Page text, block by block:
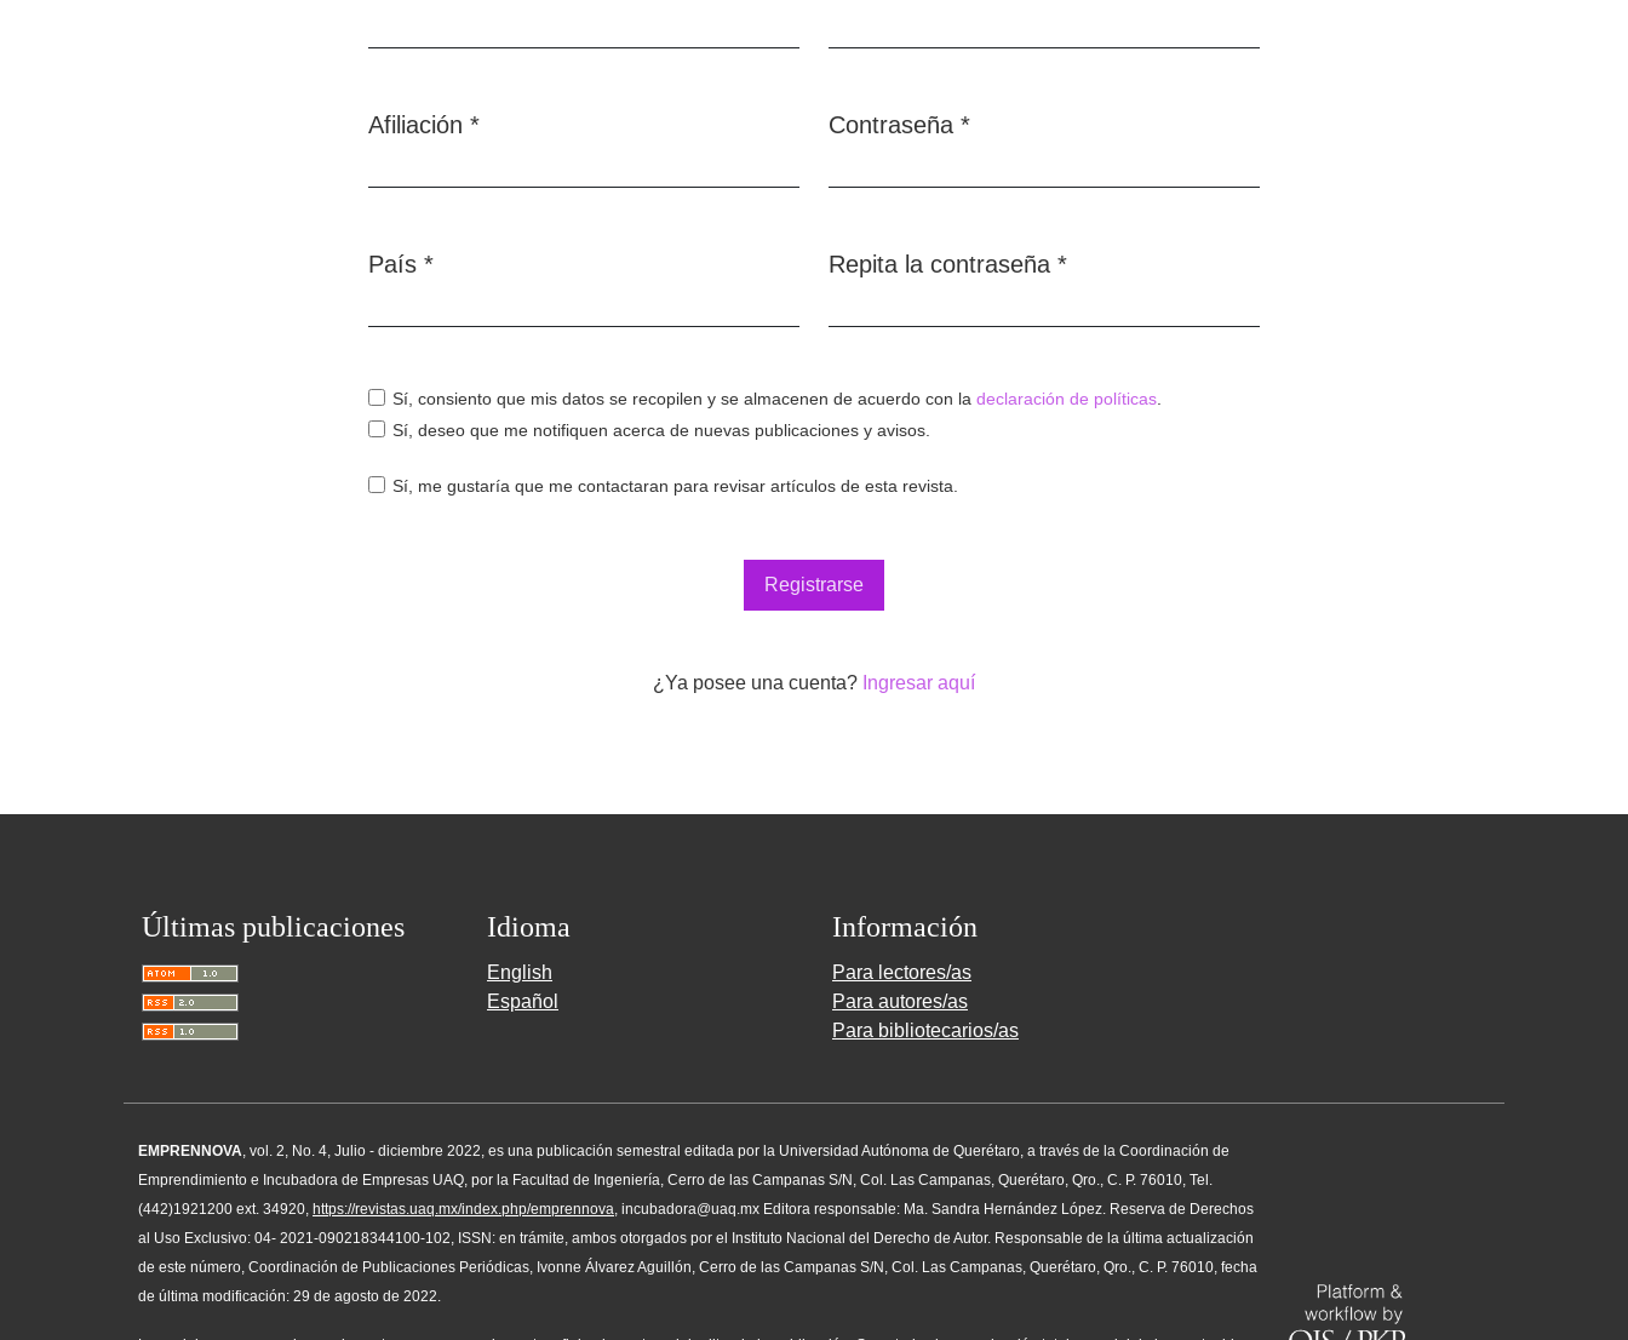
Afiliación *
País *
Contraseña *
Repita la contraseña *
Sí, consiento que mis datos se recopilen y se almacenen de acuerdo con ladeclaración de políticas.
Sí, deseo que me notifiquen acerca de nuevas publicaciones y avisos.
Sí, me gustaría que me contactaran para revisar artículos de esta revista.
Registrarse
¿Ya posee una cuenta? Ingresar aquí
Últimas publicaciones Idioma
English
Español
Información
Para lectores/as
Para autores/as
Para bibliotecarios/as
EMPRENNOVA, vol. 2, No. 4, Julio - diciembre 2022, es una publicación semestral editada por la Universidad Autónoma de Querétaro, a través de la Coordinación de
Emprendimiento e Incubadora de Empresas UAQ, por la Facultad de Ingeniería, Cerro de las Campanas S/N, Col. Las Campanas, Querétaro, Qro., C. P. 76010, Tel.
(442)1921200 ext. 34920, https://revistas.uaq.mx/index.php/emprennova, incubadora@uaq.mx Editora responsable: Ma. Sandra Hernández López. Reserva de Derechos
al Uso Exclusivo: 04- 2021-090218344100-102, ISSN: en trámite, ambos otorgados por el Instituto Nacional del Derecho de Autor. Responsable de la última actualización
de este número, Coordinación de Publicaciones Periódicas, Ivonne Álvarez Aguillón, Cerro de las Campanas S/N, Col. Las Campanas, Querétaro, Qro., C. P. 76010, fecha
de última modificación: 29 de agosto de 2022.